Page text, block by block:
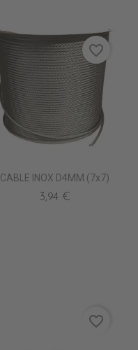
CABLE INOX D4MM (7x7)
3,94 €
favorite_border
favorite_border